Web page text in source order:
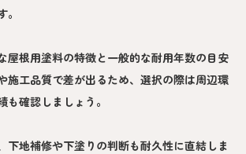
屋根用塗料の特徴と一般的な耐用年数の目安
施工品質で差が出るため、選択の際は周辺環
確認しましょう。
下地補修や下塗りの判断も耐久性に直結しま